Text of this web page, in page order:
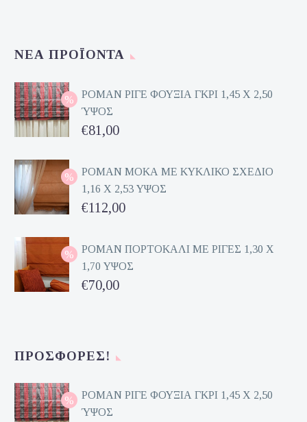
ΝΈΑ ΠΡΟΪΌΝΤΑ
ΡΟΜΑΝ ΡΙΓΕ ΦΟΥΞΙΑ ΓΚΡΙ 1,45 Χ 2,50
ΎΨΟΣ
Original
was:
€162,00.
€81,00
τρέχουσα
τιμή
είναι:
ΡΟΜΑΝ ΜΟΚΑ ΜΕ ΚΥΚΛΙΚΟ ΣΧΕΔΙΟ
1,16 Χ 2,53 ΥΨΟΣ
Original
was:
€224,00.
€112,00
τρέχουσα
τιμή
είναι:
ΡΟΜΑΝ ΠΟΡΤΟΚΑΛΙ ΜΕ ΡΙΓΕΣ 1,30 Χ
1,70 ΥΨΟΣ
Original
€70,00
ΠΡΟΣΦΟΡΈΣ!
ΡΟΜΑΝ ΡΙΓΕ ΦΟΥΞΙΑ ΓΚΡΙ 1,45 Χ 2,50
ΎΨΟΣ